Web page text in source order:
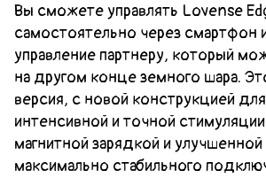
Вы сможете управлять Lovense
самостоятельно через смартфон
управление партнеру, который
на другом конце земного шара.
версия, с новой конструкцией
интенсивной и точной
магнитной зарядкой и
максимально стабильного